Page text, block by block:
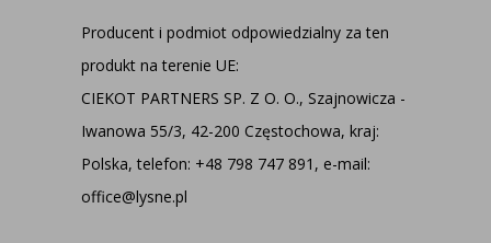
Producent i podmiot odpowiedzialny za ten
produkt na terenie UE:
CIEKOT PARTNERS SP. Z O. O., Szajnowicza -
Iwanowa 55/3, 42-200 Częstochowa, kraj:
Polska, telefon: +48 798 747 891, e-mail:
office@lysne.pl